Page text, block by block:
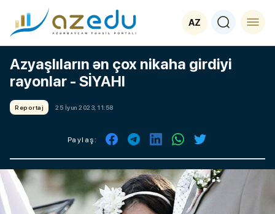
AZ
Azyaşlıların ən çox nikaha girdiyi
rayonlar - SİYAHI
Reportaj 25 İyun 2023, 11:58
Paylaş: